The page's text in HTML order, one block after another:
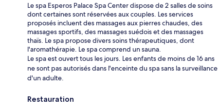
Le spa Esperos Palace Spa Center dispose de 2 salles de soins
dont certaines sont réservées aux couples. Les services
proposés incluent des massages aux pierres chaudes, des
massages sportifs, des massages suédois et des massages
thaïs. Le spa propose divers soins thérapeutiques, dont
l'aromathérapie. Le spa comprend un sauna.
Le spa est ouvert tous les jours. Les enfants de moins de 16 ans
ne sont pas autorisés dans l'enceinte du spa sans la surveillance
d'un adulte.
Restauration